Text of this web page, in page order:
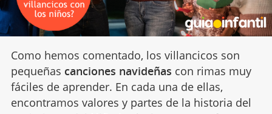
Como hemos comentado, los villancicos son
pequeñas canciones navideñas con rimas muy
fáciles de aprender. En cada una de ellas,
encontramos valores y partes de la historia del